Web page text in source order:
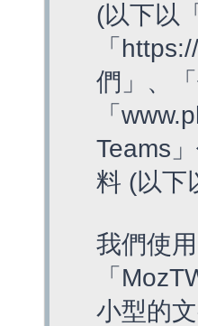
(以下以
「
們」、
「
Teams
料 (以下
我們使
「
小型的